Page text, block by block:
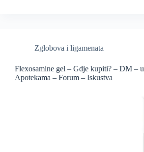
Zglobova i ligamenata
Flexosamine gel – Gdje kupiti? – DM – u
Apotekama – Forum – Iskustva